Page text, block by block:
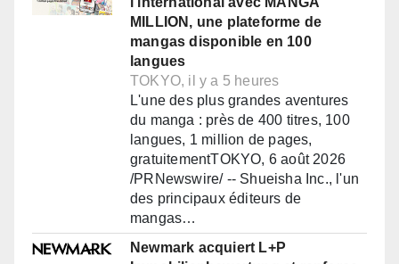
MILLION, une plateforme de
mangas disponible en 100
langues
TOKYO, il y a 5 heures
L'une des plus grandes aventures
du manga : près de 400 titres, 100
langues, 1 million de pages,
gratuitementTOKYO, 6 août 2026
/PRNewswire/ -- Shueisha Inc., l'un
des principaux éditeurs de
mangas…
Newmark acquiert L+P